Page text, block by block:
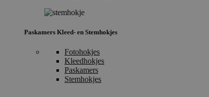
Paskamers Kleed- en Stemhokjes
Fotohokjes
Kleedhokjes
Paskamers
Stemhokjes